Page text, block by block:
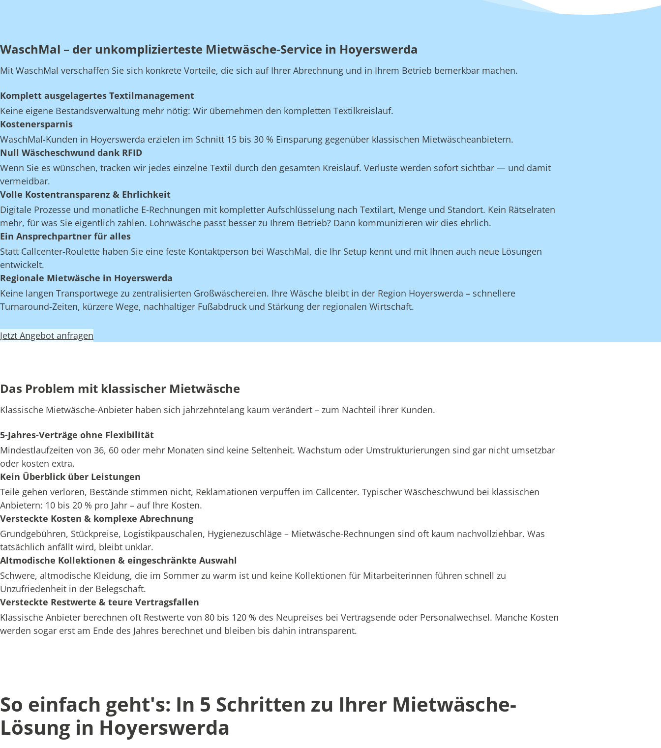
WaschMal – der unkomplizierteste Mietwäsche-Service in Hoyerswerda
Mit WaschMal verschaffen Sie sich konkrete Vorteile, die sich auf Ihrer Abrechnung und in Ihrem Betrieb bemerkbar machen.
Komplett ausgelagertes Textilmanagement
Keine eigene Bestandsverwaltung mehr nötig: Wir übernehmen den kompletten Textilkreislauf.
Kostenersparnis
WaschMal-Kunden in Hoyerswerda erzielen im Schnitt 15 bis 30 % Einsparung gegenüber klassischen Mietwäscheanbietern.
Null Wäscheschwund dank RFID
Wenn Sie es wünschen, tracken wir jedes einzelne Textil durch den gesamten Kreislauf. Verluste werden sofort sichtbar — und damit
vermeidbar.
Volle Kostentransparenz & Ehrlichkeit
Digitale Prozesse und monatliche E-Rechnungen mit kompletter Aufschlüsselung nach Textilart, Menge und Standort. Kein Rätselraten
mehr, für was Sie eigentlich zahlen. Lohnwäsche passt besser zu Ihrem Betrieb? Dann kommunizieren wir dies ehrlich.
Ein Ansprechpartner für alles
Statt Callcenter-Roulette haben Sie eine feste Kontaktperson bei WaschMal, die Ihr Setup kennt und mit Ihnen auch neue Lösungen
entwickelt.
Regionale Mietwäsche in Hoyerswerda
Keine langen Transportwege zu zentralisierten Großwäschereien. Ihre Wäsche bleibt in der Region Hoyerswerda – schnellere
Turnaround-Zeiten, kürzere Wege, nachhaltiger Fußabdruck und Stärkung der regionalen Wirtschaft.
Jetzt Angebot anfragen
Das Problem mit klassischer Mietwäsche
Klassische Mietwäsche-Anbieter haben sich jahrzehntelang kaum verändert – zum Nachteil ihrer Kunden.
5-Jahres-Verträge ohne Flexibilität
Mindestlaufzeiten von 36, 60 oder mehr Monaten sind keine Seltenheit. Wachstum oder Umstrukturierungen sind gar nicht umsetzbar
oder kosten extra.
Kein Überblick über Leistungen
Teile gehen verloren, Bestände stimmen nicht, Reklamationen verpuffen im Callcenter. Typischer Wäscheschwund bei klassischen
Anbietern: 10 bis 20 % pro Jahr – auf Ihre Kosten.
Versteckte Kosten & komplexe Abrechnung
Grundgebühren, Stückpreise, Logistikpauschalen, Hygienezuschläge – Mietwäsche-Rechnungen sind oft kaum nachvollziehbar. Was
tatsächlich anfällt wird, bleibt unklar.
Altmodische Kollektionen & eingeschränkte Auswahl
Schwere, altmodische Kleidung, die im Sommer zu warm ist und keine Kollektionen für Mitarbeiterinnen führen schnell zu
Unzufriedenheit in der Belegschaft.
Versteckte Restwerte & teure Vertragsfallen
Klassische Anbieter berechnen oft Restwerte von 80 bis 120 % des Neupreises bei Vertragsende oder Personalwechsel. Manche Kosten
werden sogar erst am Ende des Jahres berechnet und bleiben bis dahin intransparent.
So einfach geht's: In 5 Schritten zu Ihrer Mietwäsche-
Lösung in Hoyerswerda